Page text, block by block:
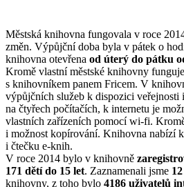
Městská knihovna fungovala v roce
změn. Výpůjční doba byla v pátek o
knihovna otevřena od úterý do pátku
Kromě vlastní městské knihovny
s knihovníkem panem Fricem. V
výpůjčních služeb k dispozici veřejnosti
na čtyřech počítačích, k internetu je
vlastních zařízeních pomocí wi-fi.
i možnost kopírování. Knihovna nabízí
i čtečku e-knih.
V roce 2014 bylo v knihovně
171 dětí do 15 let. Zaznamenali jsme
knihovny, z toho bylo 4186 uživatelů